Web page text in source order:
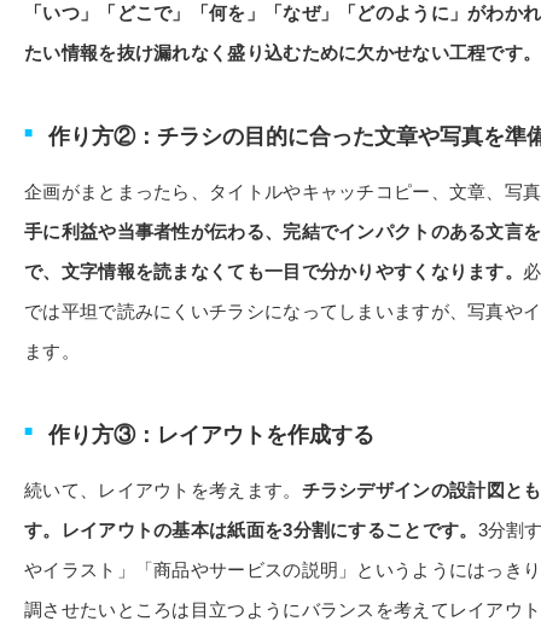
「いつ」「どこで」「何を」「なぜ」「どのように」がわ
たい情報を抜け漏れなく盛り込むために欠かせない工程です
作り方②：チラシの目的に合った文章や写真を準
企画がまとまったら、タイトルやキャッチコピー、文章、写
手に利益や当事者性が伝わる、完結でインパクトのある文言
で、文字情報を読まなくても一目で分かりやすくなります。
では平坦で読みにくいチラシになってしまいますが、写真や
ます。
作り方③：レイアウトを作成する
続いて、レイアウトを考えます。 チラシデザインの設計図と
す。レイアウトの基本は紙面を3分割にすることです。 3分割
やイラスト」「商品やサービスの説明」というようにはっき
調させたいところは目立つようにバランスを考えてレイアウ